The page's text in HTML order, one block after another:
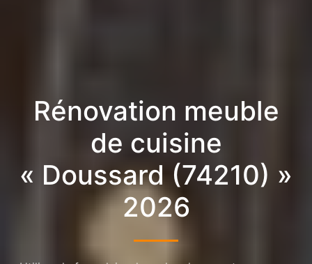
Rénovation meuble
de cuisine
« Doussard (74210) »
2026